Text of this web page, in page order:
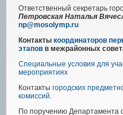
Ответственный секретарь
Петровская Наталья
np@mosolymp.ru
Контакты координаторов
этапов в межрайонных
Специальные условия для
мероприятиях
Контакты городских
комиссий.
По поручению Департамента